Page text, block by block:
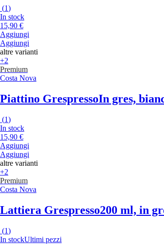
(1)
In stock
15,90 €
Aggiungi
Aggiungi
altre varianti
+2
Premium
Costa Nova
Piattino GrespressoIn gres,
(1)
In stock
15,90 €
Aggiungi
Aggiungi
altre varianti
+2
Premium
Costa Nova
Lattiera Grespresso200 ml, in
(1)
In stockUltimi pezzi